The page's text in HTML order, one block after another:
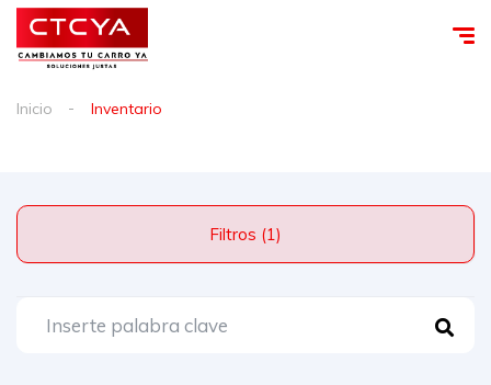
Inicio Inventario
Filtros (1)